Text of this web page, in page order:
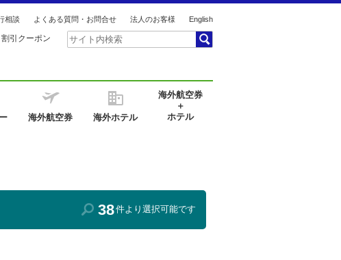
相談 よくある質問・お問合せ 法人のお客様 English
割引クーポン
海外航空券 海外ホテル
海外航空券
＋
ホテル
38件より選択可能です